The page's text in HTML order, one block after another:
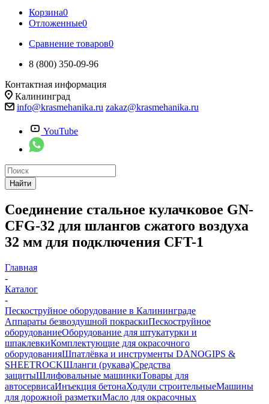
Корзина0
Отложенные0
Сравнение товаров0
8 (800) 350-09-96
Контактная информация
Калининград
info@krasmehanika.ru zakaz@krasmehanika.ru
YouTube
Найти
Соединение стальное кулачковое GN-
CFG-32 для шлангов сжатого воздуха
32 мм для подключения CFT-1
Главная
-
Каталог
-
Пескоструйное оборудование в Калининграде
Аппараты безвоздушной покраскиПескоструйное
оборудованиеОборудование для штукатурки и
шпаклевкиКомплектующие для окрасочного
оборудованияШпатлёвка и инструменты DANOGIPS &
SHEETROCKШланги (рукава)Средства
защитыШлифовальные машинкиТовары для
автосервисаИнъекция бетонаХодули строительныеМашины
для дорожной разметкиМасло для окрасочных